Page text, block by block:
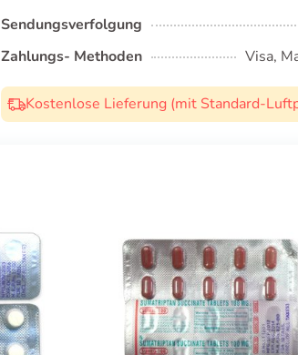
Sendungsverfolgung
Zahlungs- Methoden
Visa,
Kostenlose Lieferung (mit Standard-